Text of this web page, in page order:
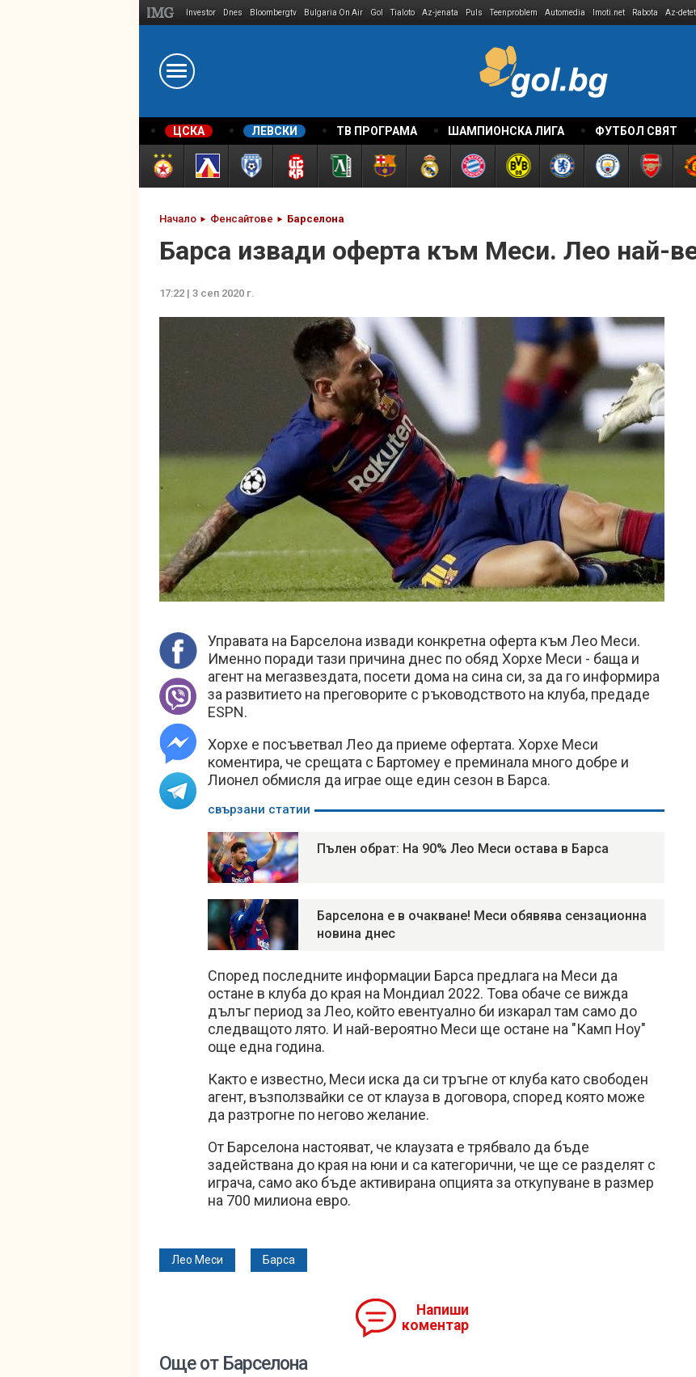
Investor Dnes Bloombergtv Bulgaria On Air Gol Tialoto Az-jenata Puls Teenproblem Automedia Imoti.net Rabota Az-
ЦСКА ЛЕВСКИ ТВ ПРОГРАМА ШАМПИОНСКА ЛИГА ФУТБОЛ СВЯТ
Начало Фенсайтове Барселона
Барса извади оферта към Меси. Лео най-
17:22 | 3 сеп 2020 г.
Управата на Барселона извади конкретна оферта към Лео Меси.
Именно поради тази причина днес по обяд Хорхе Меси - баща и
агент на мегазвездата, посети дома на сина си, за да го информира
за развитието на преговорите с ръководството на клуба, предаде
ESPN.
Хорхе е посъветвал Лео да приеме офертата. Хорхе Меси
коментира, че срещата с Бартомеу е преминала много добре и
Лионел обмисля да играе още един сезон в Барса.
свързани статии
Пълен обрат: На 90% Лео Меси остава в Барса
Барселона е в очакване! Меси обявява сензационна
новина днес
Според последните информации Барса предлага на Меси да
остане в клуба до края на Мондиал 2022. Това обаче се вижда
дълъг период за Лео, който евентуално би изкарал там само до
следващото лято. И най-вероятно Меси ще остане на "Камп Ноу"
още една година.
Както е известно, Меси иска да си тръгне от клуба като свободен
агент, възползвайки се от клауза в договора, според която може
да разтрогне по негово желание.
От Барселона настояват, че клаузата е трябвало да бъде
задействана до края на юни и са категорични, че ще се разделят с
играча, само ако бъде активирана опцията за откупуване в размер
на 700 милиона евро.
Лео Меси Барса
Напиши
коментар
Още от Барселона